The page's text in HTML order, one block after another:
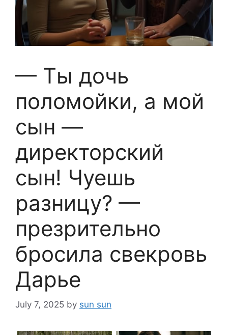
— Ты дочь
поломойки, а мой
сын —
директорский
сын! Чуешь
разницу? —
презрительно
бросила свекровь
Дарье
July 7, 2025 by sun sun